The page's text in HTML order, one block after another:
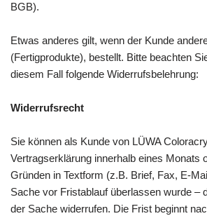
BGB).
Etwas anderes gilt, wenn der Kunde
(Fertigprodukte), bestellt. Bitte beachten
diesem Fall folgende Widerrufsbelehrung:
Widerrufsrecht
Sie können als Kunde von LÜWA
Vertragserklärung innerhalb eines Monats
Gründen in Textform (z.B. Brief, Fax, E-
Sache vor Fristablauf überlassen wurde –
der Sache widerrufen. Die Frist beginnt